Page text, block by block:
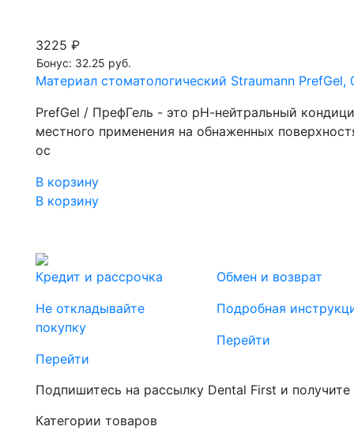
3225 ₽
Бонус: 32.25 руб.
Материал стоматологический Straumann
PrefGel / ПрефГель - это рН-нейтральный
местного применения на обнаженных
ос
В корзину
В корзину
Кредит и рассрочка
Не откладывайте
покупку
Перейти
Обмен и возврат
Подробная
Перейти
Подпишитесь на рассылку Dental First и
Категории товаров